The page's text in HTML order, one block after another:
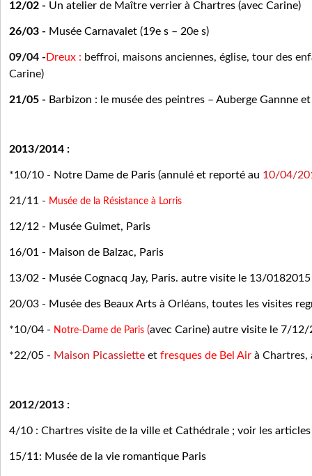
12/02 - Un atelier de Maître verrier à Chartres (avec Carine)
26/03 - Musée Carnavalet (19e s – 20e s)
09/04 - Dreux : beffroi, maisons anciennes, église, tour des
Carine)
21/05 - Barbizon : le musée des peintres – Auberge Gannne
2013/2014 :
*10/10 - Notre Dame de Paris (annulé et reporté au 10/04/
21/11 - Musée de la Résistance à Lorris
12/12 - Musée Guimet, Paris
16/01 - Maison de Balzac, Paris
13/02 - Musée Cognacq Jay, Paris. autre visite le 13/0182015
20/03 - Musée des Beaux Arts à Orléans, toutes les visites
*10/04 - Notre-Dame de Paris (avec Carine) autre visite le 7/12/
*22/05 - Maison Picassiette et fresques de Bel Air à Chartres,
2012/2013 :
4/10 : Chartres visite de la ville et Cathédrale ; voir les
15/11: Musée de la vie romantique Paris